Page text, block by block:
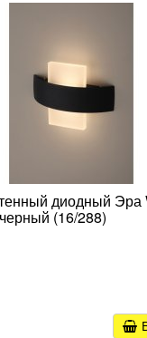
диодный Эра
(16/288)